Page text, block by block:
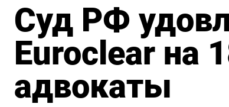
Суд РФ
Euroclear на
адвокаты